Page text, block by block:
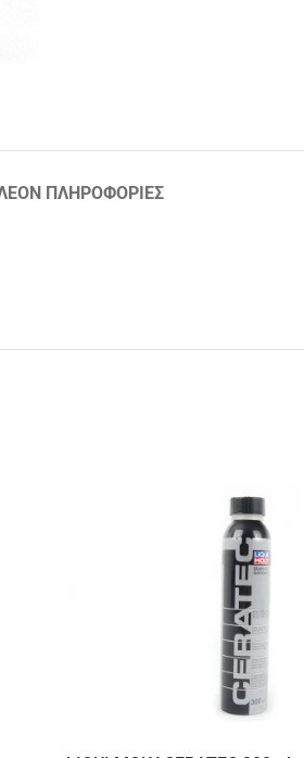
ΠΛΗΡΟΦΟΡΊΕΣ